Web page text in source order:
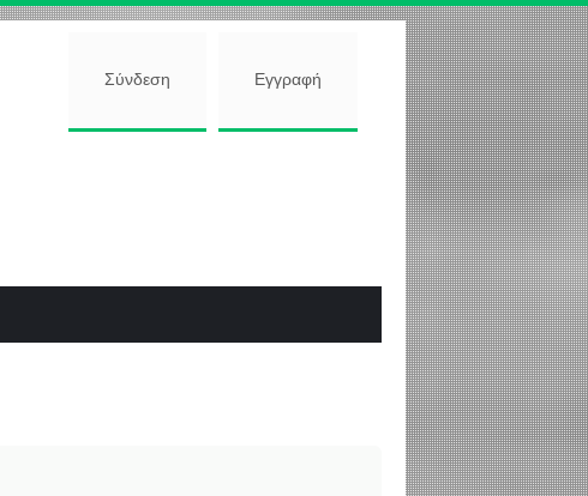
Σύνδεση Εγγραφή